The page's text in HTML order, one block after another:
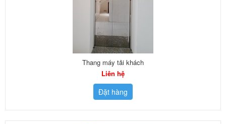
Thang máy tải khách
Liên hệ
Đặt hàng